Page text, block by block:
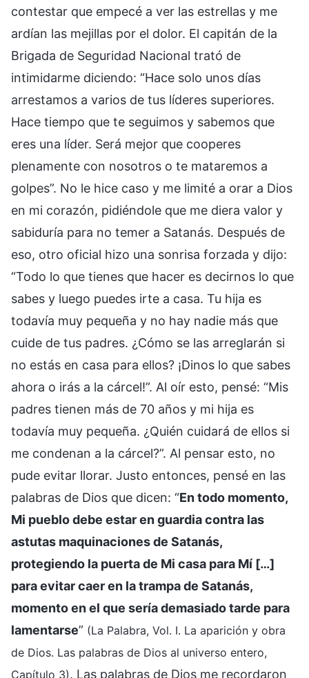
contestar que empecé a ver las estrellas y me
ardían las mejillas por el dolor. El capitán de la
Brigada de Seguridad Nacional trató de
intimidarme diciendo: “Hace solo unos días
arrestamos a varios de tus líderes superiores.
Hace tiempo que te seguimos y sabemos que
eres una líder. Será mejor que cooperes
plenamente con nosotros o te mataremos a
golpes”. No le hice caso y me limité a orar a Dios
en mi corazón, pidiéndole que me diera valor y
sabiduría para no temer a Satanás. Después de
eso, otro oficial hizo una sonrisa forzada y dijo:
“Todo lo que tienes que hacer es decirnos lo que
sabes y luego puedes irte a casa. Tu hija es
todavía muy pequeña y no hay nadie más que
cuide de tus padres. ¿Cómo se las arreglarán si
no estás en casa para ellos? ¡Dinos lo que sabes
ahora o irás a la cárcel!”. Al oír esto, pensé: “Mis
padres tienen más de 70 años y mi hija es
todavía muy pequeña. ¿Quién cuidará de ellos si
me condenan a la cárcel?”. Al pensar esto, no
pude evitar llorar. Justo entonces, pensé en las
palabras de Dios que dicen: “En todo momento,
Mi pueblo debe estar en guardia contra las
astutas maquinaciones de Satanás,
protegiendo la puerta de Mi casa para Mí […]
para evitar caer en la trampa de Satanás,
momento en el que sería demasiado tarde para
lamentarse” (La Palabra, Vol. I. La aparición y obra
de Dios. Las palabras de Dios al universo entero,
Capítulo 3). Las palabras de Dios me recordaron